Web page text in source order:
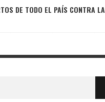
DE TODO EL PAÍS CONTRA LA